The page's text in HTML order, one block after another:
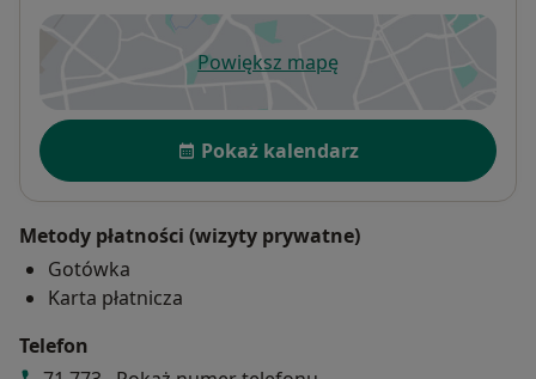
Powiększ mapęotwiera się w nowej karcie
Dostępność
Pokaż kalendarz
Metody płatności (wizyty prywatne)
Gotówka
Karta płatnicza
Telefon